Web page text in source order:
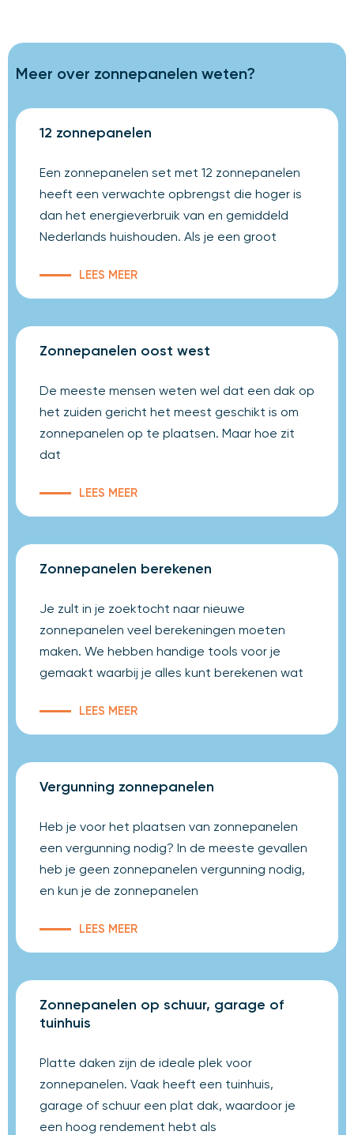
Meer over zonnepanelen weten?
12 zonnepanelen
Een zonnepanelen set met 12 zonnepanelen
heeft een verwachte opbrengst die hoger is
dan het energieverbruik van en gemiddeld
Nederlands huishouden. Als je een groot
LEES MEER
Zonnepanelen oost west
De meeste mensen weten wel dat een dak op
het zuiden gericht het meest geschikt is om
zonnepanelen op te plaatsen. Maar hoe zit
dat
LEES MEER
Zonnepanelen berekenen
Je zult in je zoektocht naar nieuwe
zonnepanelen veel berekeningen moeten
maken. We hebben handige tools voor je
gemaakt waarbij je alles kunt berekenen wat
LEES MEER
Vergunning zonnepanelen
Heb je voor het plaatsen van zonnepanelen
een vergunning nodig? In de meeste gevallen
heb je geen zonnepanelen vergunning nodig,
en kun je de zonnepanelen
LEES MEER
Zonnepanelen op schuur, garage of
tuinhuis
Platte daken zijn de ideale plek voor
zonnepanelen. Vaak heeft een tuinhuis,
garage of schuur een plat dak, waardoor je
een hoog rendement hebt als